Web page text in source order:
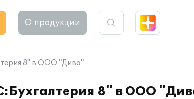
О продукции
8" в ООО "Дива"
8" в ООО